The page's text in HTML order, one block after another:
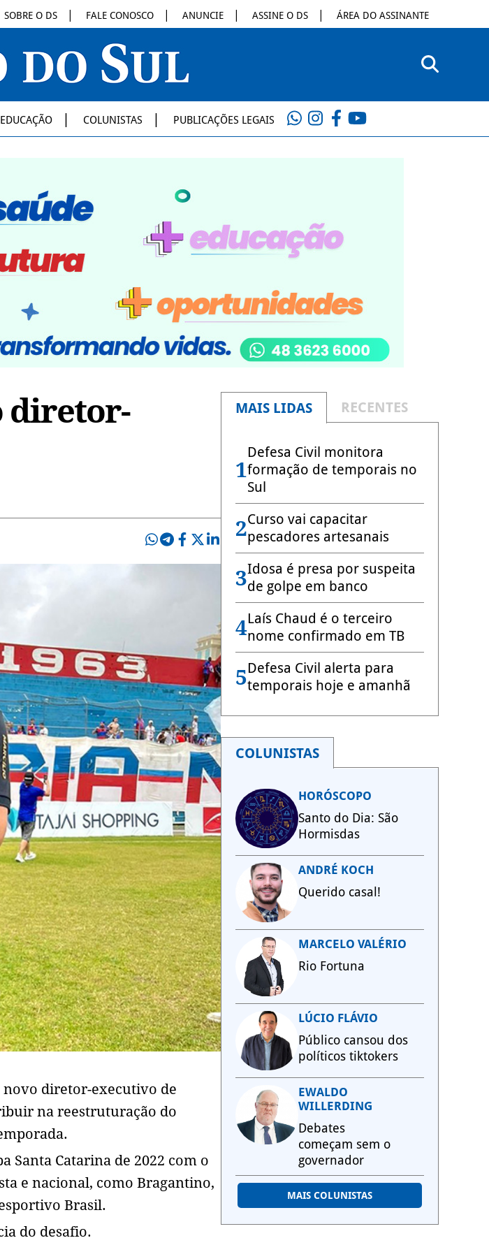
SOBRE O DS FALE CONOSCO ANUNCIE ASSINE O DS ÁREA DO ASSINANTE
EDUCAÇÃO COLUNISTAS PUBLICAÇÕES LEGAIS
diretor-
novo diretor-executivo de
na reestruturação do
Santa Catarina de 2022 com o
e nacional, como Bragantino,
Brasil.
do desafio.
MAIS LIDAS RECENTES
1
Defesa Civil monitora
formação de temporais no
Sul
2Curso vai capacitar
pescadores artesanais
3Idosa é presa por suspeita
de golpe em banco
4Laís Chaud é o terceiro
nome confirmado em TB
5Defesa Civil alerta para
temporais hoje e amanhã
COLUNISTAS
HORÓSCOPO
Santo do Dia: São
Hormisdas
ANDRÉ KOCH
Querido casal!
MARCELO VALÉRIO
Rio Fortuna
LÚCIO FLÁVIO
Público cansou dos
políticos tiktokers
EWALDO
WILLERDING
Debates
começam sem o
governador
MAIS COLUNISTAS